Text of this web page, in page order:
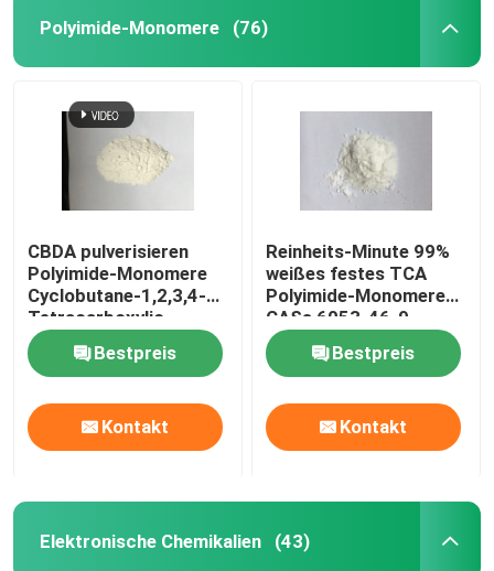
Polyimide-Monomere (76)
CBDA pulverisieren
Polyimide-Monomere
Cyclobutane-1,2,3,4-
Tetracarboxylic
Dianhydride CASs
4415-87-6Bestpreis
Kontakt
Reinheits-Minute 99%
weißes festes TCA
Polyimide-Monomere
CASs 6053-46-9
Pulver
Bestpreis
Kontakt
Elektronische Chemikalien (43)